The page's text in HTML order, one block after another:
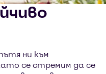
ни към
се стремим да се